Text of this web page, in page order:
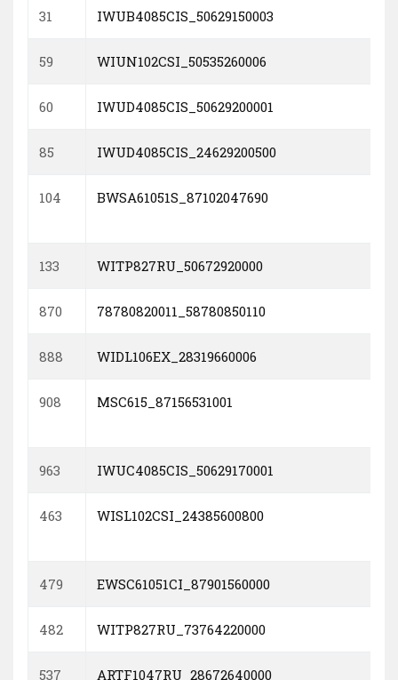
31 IWUB4085CIS_50629150003
59 WIUN102CSI_50535260006
60 IWUD4085CIS_50629200001
85 IWUD4085CIS_24629200500
104 BWSA61051S_87102047690
133 WITP827RU_50672920000
870 78780820011_58780850110
888 WIDL106EX_28319660006
908 MSC615_87156531001
963 IWUC4085CIS_50629170001
463 WISL102CSI_24385600800
479 EWSC61051CI_87901560000
482 WITP827RU_73764220000
537 ARTF1047RU_28672640000